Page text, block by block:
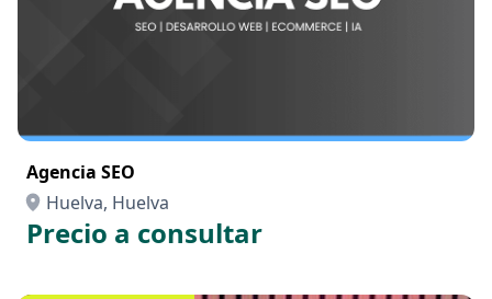
Agencia SEO
Huelva, Huelva
Precio a consultar